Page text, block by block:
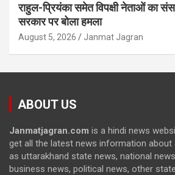
राहुल-प्रियंका समेत विपक्षी नेताओं का
सरकार पर बोला हमला
August 5, 2026 Janmat Jagran
ABOUT US
Janmatjagran.com is a hindi news
get all the latest news information about
as uttarakhand state news, national
business news, political news, other